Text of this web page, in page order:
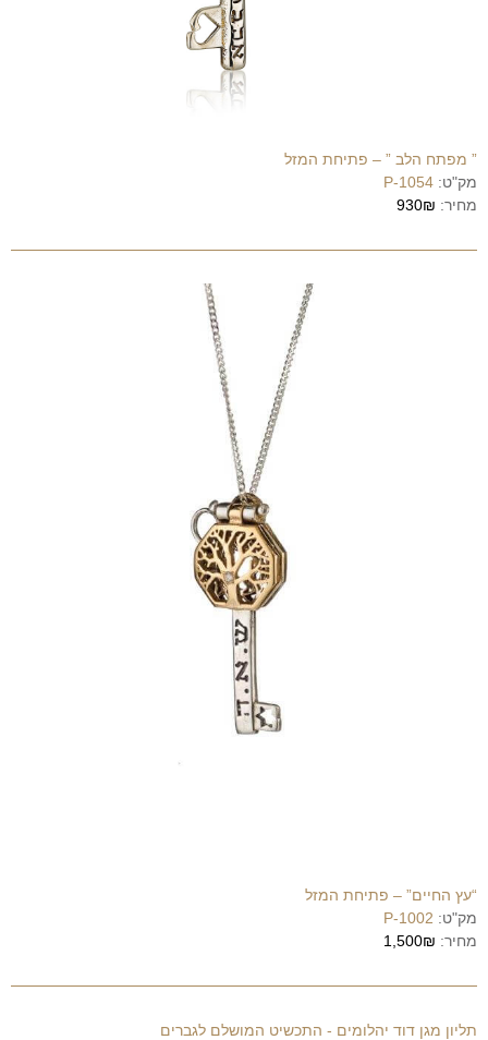
” מפתח הלב ” – פתיחת המזל
מק"ט: P-1054
מחיר: 930₪
“עץ החיים” – פתיחת המזל
מק"ט: P-1002
מחיר: 1,500₪
תליון מגן דוד יהלומים - התכשיט המושלם לגברים